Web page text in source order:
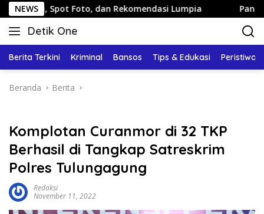
Langsung
ke
konten
NEWS
Foto, dan Rekomendasi Lumpia Panduan Wisata
Detik One
Tajam
Fakta
Berita Terkini Kriminal Bansos Tips & Edukasi Peristiwa
Beranda Berita
Komplotan Curanmor di 32 TKP
Berhasil di Tangkap Satreskrim
Polres Tulungagung
Redaksi
November 11, 2022